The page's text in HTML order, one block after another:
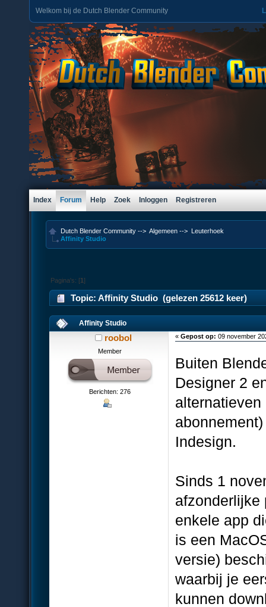
Welkom bij de Dutch Blender Community
Index Forum Help Zoek Inloggen Registreren
Dutch Blender Community --> Algemeen --> Leuterhoek
Affinity Studio
Pagina's: [1]
Topic: Affinity Studio (gelezen 25612 keer)
Affinity Studio
roobol
Member
Berichten: 276
«Gepost op: 09 november
Buiten
Designer 2
Indesign.
Sinds 1
afzonderlijke
enkele app
is een
versie)
waarbij je
kunnen